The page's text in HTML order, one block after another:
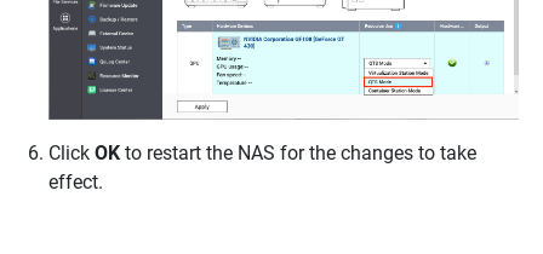
Click OK to restart the NAS for the changes to take
effect.